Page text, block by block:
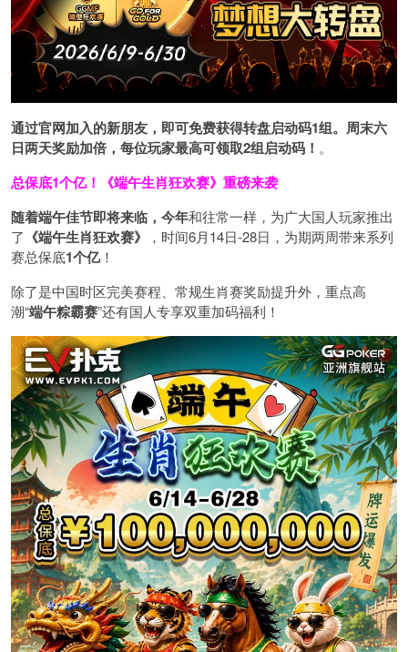
通过官网加入的新朋友，即可免费获得转盘启动码1组。周末六
日两天奖励加倍，每位玩家最高可领取2组启动码！ 。
总保底1个亿！
《端午生肖狂欢赛》重磅来袭
随着端午佳节即将来临，今年和往常一样，为广大国人玩家推出
了 《端午生肖狂欢赛》
，时间6月14日-28日，为期两周带来系列
赛总保底1个亿！
除了是中国时区完美赛程、常规生肖赛奖励提升外，重点高
潮“端午粽霸赛”还有国人专享双重加码福利！